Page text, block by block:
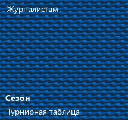
Журналистам
Сезон
Турнирная таблица